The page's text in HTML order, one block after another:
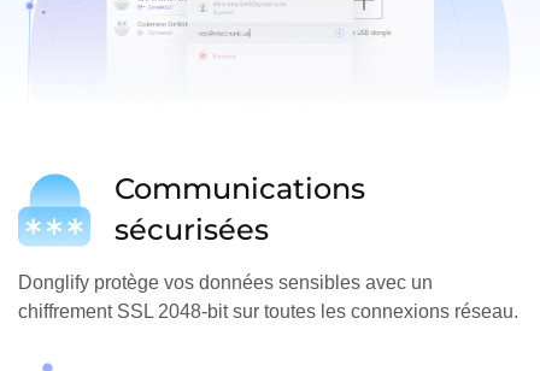
Communications
sécurisées
Donglify protège vos données sensibles avec un
chiffrement SSL 2048-bit sur toutes les connexions réseau.